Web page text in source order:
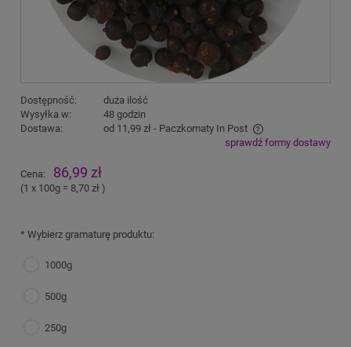
Dostępność:
duża ilość
Wysyłka w:
48 godzin
Dostawa:
od 11,99 zł - Paczkomaty In Post
Cena nie zawiera ewentualnych kosztów płatnościsprawdź formy dostawy
Cena: 86,99 zł
(1 x 100g = 8,70 zł )
* Wybierz gramaturę produktu:
1000g
500g
250g